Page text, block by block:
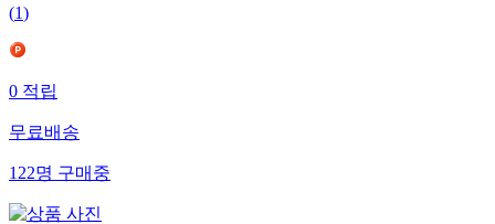
(1)
0적립
무료배송
122명구매중